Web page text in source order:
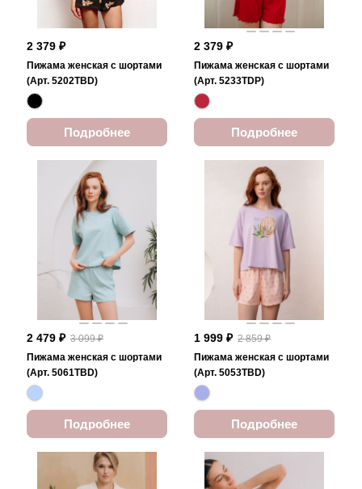
2 379 ₽
Пижама женская с шортами
(Арт. 5202TBD)
Подробнее
2 379 ₽
Пижама женская с шортами
(Арт. 5233TDP)
Подробнее
2 479 ₽ 3 099 ₽
Пижама женская с шортами
(Арт. 5061TBD)
Подробнее
1 999 ₽ 2 859 ₽
Пижама женская с шортами
(Арт. 5053TBD)
Подробнее